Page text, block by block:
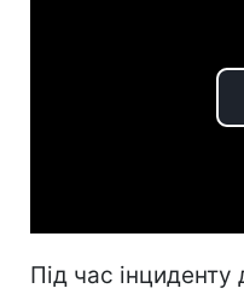
Під час інциденту